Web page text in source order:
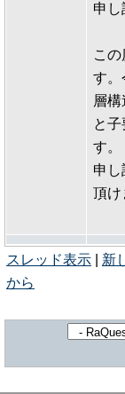
申し
こ
す。
層
と
す。
申し
頂け
スレッド表示
新
から